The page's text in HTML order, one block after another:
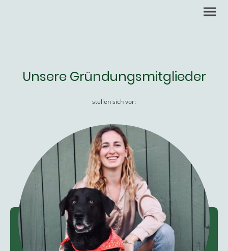
Unsere Gründungsmitglieder
stellen sich vor: